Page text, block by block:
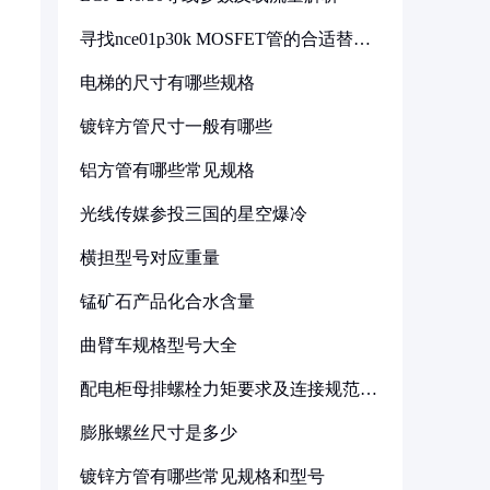
寻找nce01p30k MOSFET管的合适替代
电梯的尺寸有哪些规格
镀锌方管尺寸一般有哪些
铝方管有哪些常见规格
光线传媒参投三国的星空爆冷
横担型号对应重量
锰矿石产品化合水含量
曲臂车规格型号大全
配电柜母排螺栓力矩要求及连接规范详
膨胀螺丝尺寸是多少
镀锌方管有哪些常见规格和型号